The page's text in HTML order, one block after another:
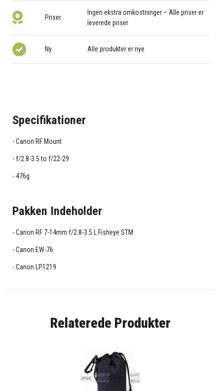
Priser
Ingen ekstra omkostninger – Alle priser er
leverede priser
Ny Alle produkter er nye
Specifikationer
Canon RF Mount
f/2.8-3.5 to f/22-29
476g
Pakken Indeholder
Canon RF 7-14mm f/2.8-3.5 L Fisheye STM
Canon EW-76
Canon LP1219
Relaterede Produkter